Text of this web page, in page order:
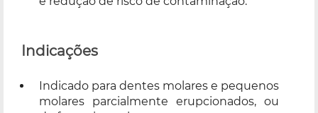
Indicações
Indicado para dentes molares e pequenos
molares parcialmente erupcionados, ou